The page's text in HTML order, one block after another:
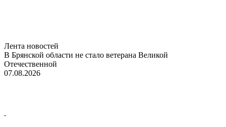
Лента новостей
В Брянской области не стало ветерана Великой
Отечественной
07.08.2026